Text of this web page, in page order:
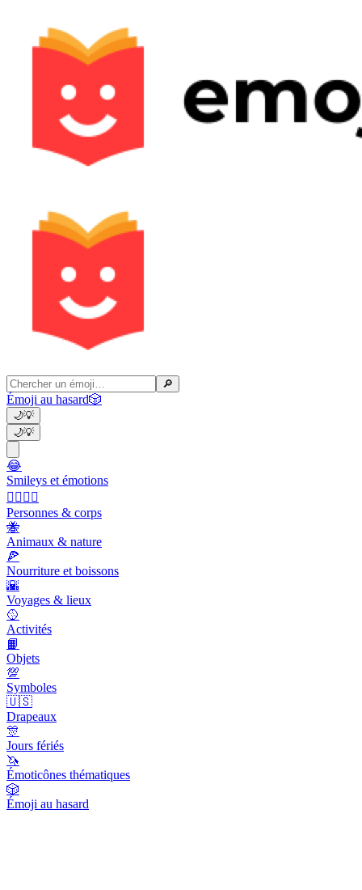
🔎
Émoji au hasard🎲
🌙💡
🌙💡
😂
Smileys et émotions
👩‍❤️‍💋‍👨
Personnes & corps
🐝
Animaux & nature
🍕
Nourriture et boissons
🌇
Voyages & lieux
🥎
Activités
📙
Objets
💯
Symboles
🇺🇸
Drapeaux
🎊
Jours fériés
🦄
Émoticônes thématiques
🎲
Émoji au hasard